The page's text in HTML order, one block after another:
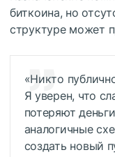
биткоина, но
структуре может
«Никто
Я уверен, что
потеряют
аналогичные
создать новый